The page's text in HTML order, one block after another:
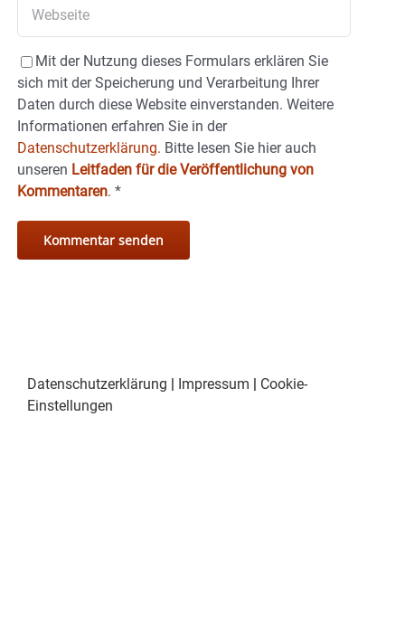
Mit der Nutzung dieses Formulars erklären Sie
sich mit der Speicherung und Verarbeitung Ihrer
Daten durch diese Website einverstanden. Weitere
Informationen erfahren Sie in der
Datenschutzerklärung. Bitte lesen Sie hier auch
unseren Leitfaden für die Veröffentlichung von
Kommentaren. *
Datenschutzerklärung Impressum
Cookie-
Einstellungen